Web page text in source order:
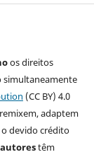
os direitos
simultaneamente
(CC BY) 4.0
adaptem
devido crédito
autorestêm